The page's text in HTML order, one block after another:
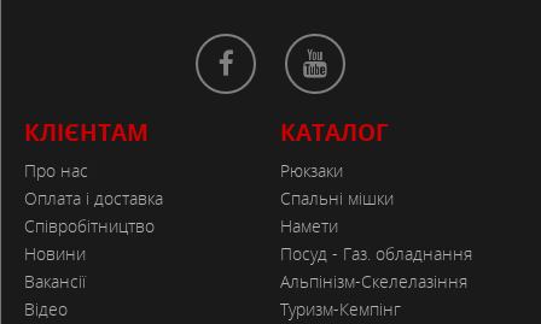
КЛІЄНТАМ
Про нас
Оплата і доставка
Співробітництво
Новини
Вакансії
Відео
КАТАЛОГ
Рюкзаки
Спальні мішки
Намети
Посуд - Газ. обладнання
Альпінізм-Скелелазіння
Туризм-Кемпінг